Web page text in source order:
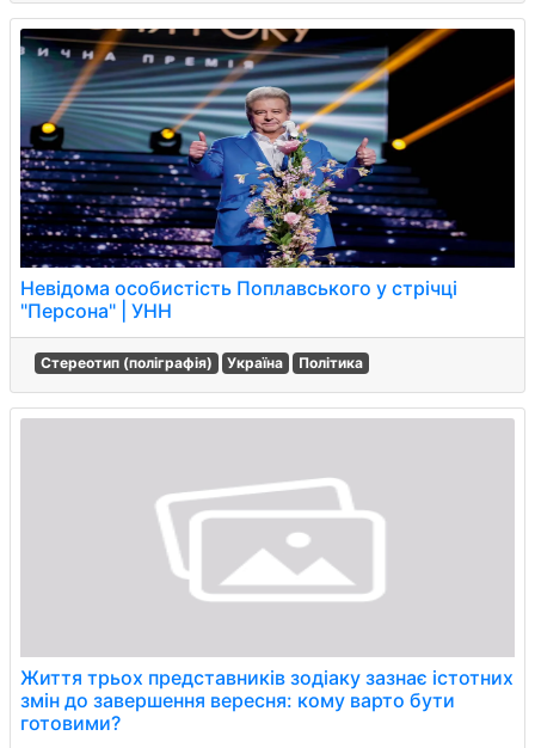
Невідома особистість Поплавського у стрічці
"Персона" | УНН
Стереотип (поліграфія) Україна Політика
Життя трьох представників зодіаку зазнає істотних
змін до завершення вересня: кому варто бути
готовими?